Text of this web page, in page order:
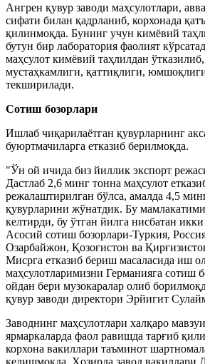
Ангрен қувур заводи маҳсулотлари,
сифати билан қадрланиб, корхонада
қилинмоқда. Бунинг учун кимёвий
бутун бир лаборатория фаолият
маҳсулот кимёвий таҳлилдан
мустаҳкамлиги, қаттиқлиги,
текширилади.
Сотиш бозорлари
Ишлаб чиқарилаётган қувурларнинг
буюртмачиларга етказиб берилмоқда.
"Ўн ой ичида биз йиллик экспорт
Дастлаб 2,6 минг тонна маҳсулот
режалаштирилган бўлса, амалда 4,5
қувурларини жўнатдик. Бу
келтирди, бу ўтган йилга нисбатан
Асосий сотиш бозорлари-Туркия,
Озарбайжон, Қозоғистон ва
Мисрга етказиб бериш масаласида иш
маҳсулотларимизни Германияга сотиш
ойдан бери музокаралар олиб
қувур заводи директори Эрйигит
Заводнинг маҳсулотлари халқаро
ярмаркаларда фаол равишда тарғиб
корхона вакиллари таъминот
келишмоқда. Ҳозирда завод вакиллари